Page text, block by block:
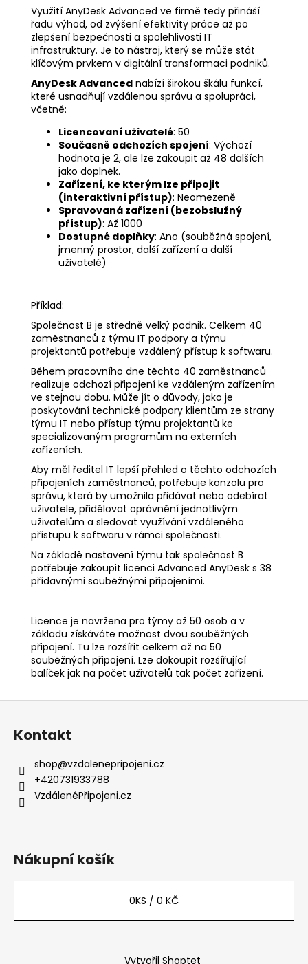
Využití AnyDesk Advanced ve firmě tedy přináší
řadu výhod, od zvýšení efektivity práce až po
zlepšení bezpečnosti a spolehlivosti IT
infrastruktury. Je to nástroj, který se může stát
klíčovým prvkem v digitální transformaci podniků.
AnyDesk Advanced nabízí širokou škálu funkcí,
které usnadňují vzdálenou správu a spolupráci,
včetně:
Licencovaní uživatelé: 50
Současně odchozích spojení: Výchozí
hodnota je 2, ale lze zakoupit až 48 dalších
jako doplněk.
Zařízení, ke kterým lze připojit
(interaktivní přístup): Neomezeně
Spravovaná zařízení (bezobslužný
přístup): Až 1000
Dostupné doplňky: Ano (souběžná spojení,
jmenný prostor, další zařízení a další
uživatelé)
Příklad:
Společnost B je středně velký podnik. Celkem 40
zaměstnanců z týmu IT podpory a týmu
projektantů potřebuje vzdálený přístup k softwaru.
Během pracovního dne těchto 40 zaměstnanců
realizuje odchozí připojení ke vzdáleným zařízením
ve stejnou dobu. Může jít o důvody, jako je
poskytování technické podpory klientům ze strany
týmu IT nebo přístup týmu projektantů ke
specializovaným programům na externích
zařízeních.
Aby měl ředitel IT lepší přehled o těchto odchozích
připojeních zaměstnanců, potřebuje konzolu pro
správu, která by umožnila přidávat nebo odebírat
uživatele, přidělovat oprávnění jednotlivým
uživatelům a sledovat využívání vzdáleného
přístupu k softwaru v rámci společnosti.
Na základě nastavení týmu tak společnost B
potřebuje zakoupit licenci Advanced AnyDesk s 38
přídavnými souběžnými připojeními.
Licence je navržena pro týmy až 50 osob a v
základu získáváte možnost dvou souběžných
připojení. Tu lze rozšířit celkem až na 50
souběžných připojení. Lze dokoupit rozšířující
balíček jak na počet uživatelů tak počet zařízení.
648
Z
Kontakt
shop@vzdalenepripojeni.cz
+420731933788
VzdálenéPřipojeni.cz
Nákupní košík
0KS / 0 KČ
Vytvořil Shoptet